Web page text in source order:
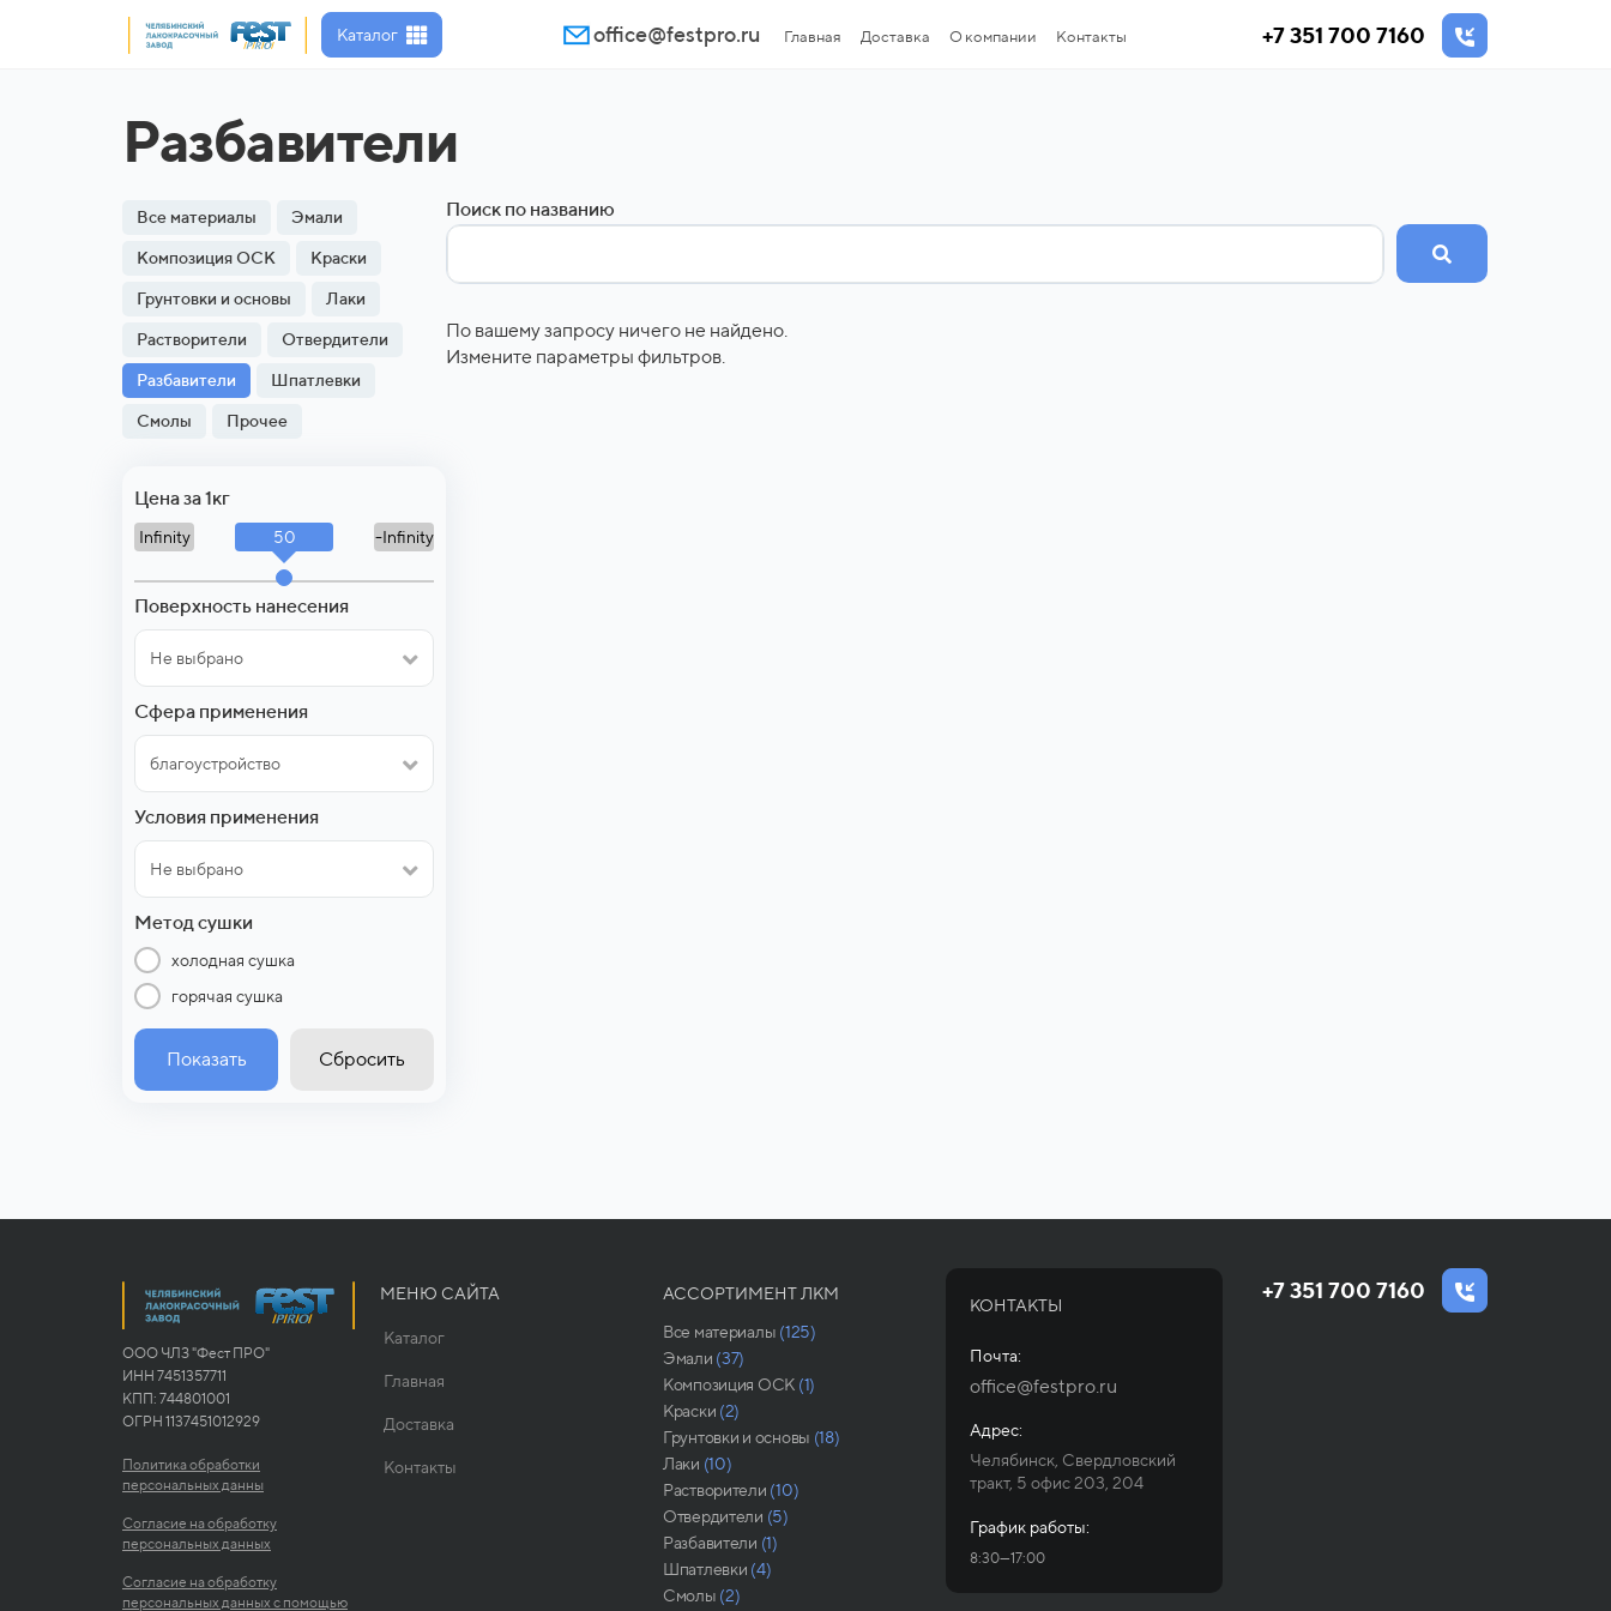
Каталог office@festpro.ru Главная Доставка О компании Контакты +7 351 700 7160
Разбавители
Все материалы Эмали
Композиция ОСК Краски
Грунтовки и основы Лаки
Растворители Отвердители
Разбавители Шпатлевки
Смолы Прочее
Цена за 1кг
Infinity 50 -Infinity
Поверхность нанесения
Не выбрано
Сфера применения
благоустройство
Условия применения
Не выбрано
Метод сушки
холодная сушка
горячая сушка
Показать Сбросить
Поиск по названию
По вашему запросу ничего не найдено.
Измените параметры фильтров.
ООО ЧЛЗ "Фест ПРО"
ИНН 7451357711
КПП: 744801001
ОГРН 1137451012929
Политика обработки
персональных данны
Согласие на обработку
персональных данных
Согласие на обработку
персональных данных с помощью
МЕНЮ САЙТА
Каталог
Главная
Доставка
Контакты
АССОРТИМЕНТ ЛКМ
Все материалы (125)
Эмали (37)
Композиция ОСК (1)
Краски (2)
Грунтовки и основы (18)
Лаки (10)
Растворители (10)
Отвердители (5)
Разбавители (1)
Шпатлевки (4)
Смолы (2)
КОНТАКТЫ
Почта:
office@festpro.ru
Адрес:
Челябинск, Свердловский
тракт, 5 офис 203, 204
График работы:
8:30—17:00
+7 351 700 7160